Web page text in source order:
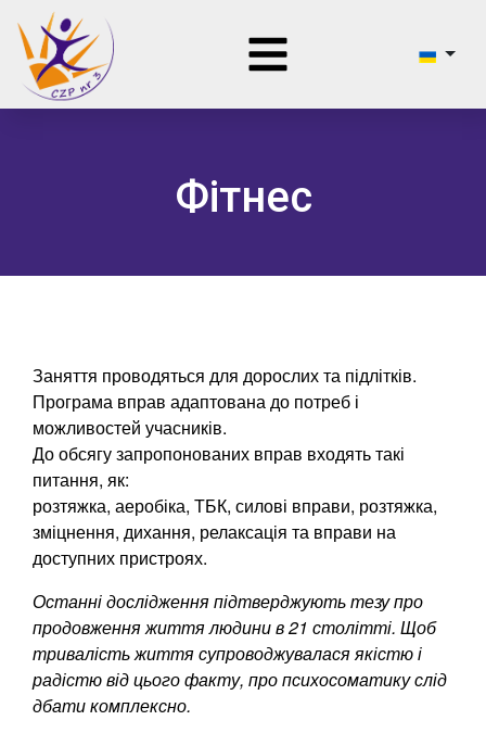
Фітнес
Заняття проводяться для дорослих та підлітків.
Програма вправ адаптована до потреб і
можливостей учасників.
До обсягу запропонованих вправ входять такі
питання, як:
розтяжка, аеробіка, ТБК, силові вправи, розтяжка,
зміцнення, дихання, релаксація та вправи на
доступних пристроях.
Останні дослідження підтверджують тезу про
продовження життя людини в 21 столітті. Щоб
тривалість життя супроводжувалася якістю і
радістю від цього факту, про психосоматику слід
дбати комплексно.